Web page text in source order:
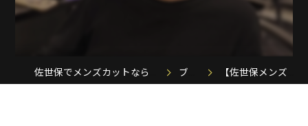
ブログ 【佐世保メンズカット】